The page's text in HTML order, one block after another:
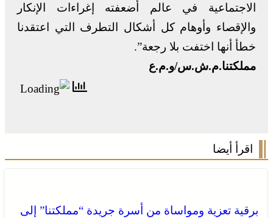
الاجتماعية في عالم أضعفته إغراءات الإنكار
والإقصاء وأوهام كل أشكال التطرف التي اعتقدنا
خطأ أنها اختفت بلا رجعة”.
مملكتنا.م.ش.س/و.م.ع
اقرأ أيضا
برقية تعزية ومواساة من أسرة جريدة “مملكتنا” إلى